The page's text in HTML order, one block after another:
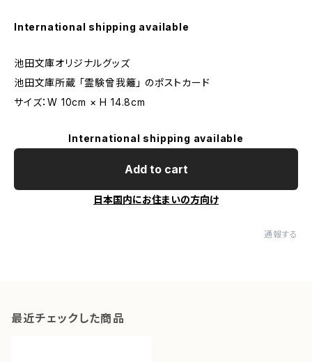
International shipping available
池田文庫オリジナルグッズ
池田文庫所蔵 「霊験曾我籬」 のポストカード
サイズ：W 10cm × H 14.8cm
International shipping available
Add to cart
日本国内にお住まいの方向け
通報する
最近チェックした商品